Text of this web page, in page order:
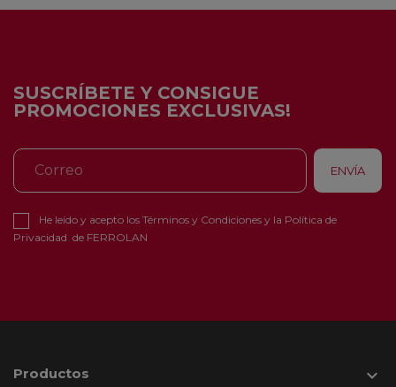
SUSCRÍBETE Y CONSIGUE
PROMOCIONES EXCLUSIVAS!
He leído y acepto los Términos y Condiciones y la Política de
Privacidad de FERROLAN
Productos 